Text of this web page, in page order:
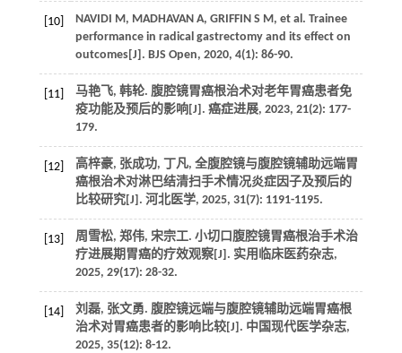
[10]
NAVIDI M, MADHAVAN A, GRIFFIN S M, et al. Trainee
performance in radical gastrectomy and its effect on
outcomes[J]. BJS Open, 2020, 4(1): 86-90.
[11]
马艳飞, 韩轮. 腹腔镜胃癌根治术对老年胃癌患者免
疫功能及预后的影响[J]. 癌症进展, 2023, 21(2): 177-
179.
[12]
高梓豪, 张成功, 丁凡, 全腹腔镜与腹腔镜辅助远端胃
癌根治术对淋巴结清扫手术情况炎症因子及预后的
比较研究[J]. 河北医学, 2025, 31(7): 1191-1195.
[13]
周雪松, 郑伟, 宋宗工. 小切口腹腔镜胃癌根治手术治
疗进展期胃癌的疗效观察[J]. 实用临床医药杂志,
2025, 29(17): 28-32.
[14]
刘磊, 张文勇. 腹腔镜远端与腹腔镜辅助远端胃癌根
治术对胃癌患者的影响比较[J]. 中国现代医学杂志,
2025, 35(12): 8-12.